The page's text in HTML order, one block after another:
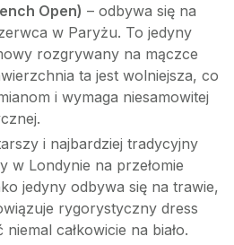
Open) – odbywa się na
w Paryżu. To jedyny
rozgrywany na mączce
ta jest wolniejsza, co
i wymaga niesamowitej
i najbardziej tradycyjny
w Londynie na przełomie
jedyny odbywa się na trawie,
rygorystyczny dress
całkowicie na biało.